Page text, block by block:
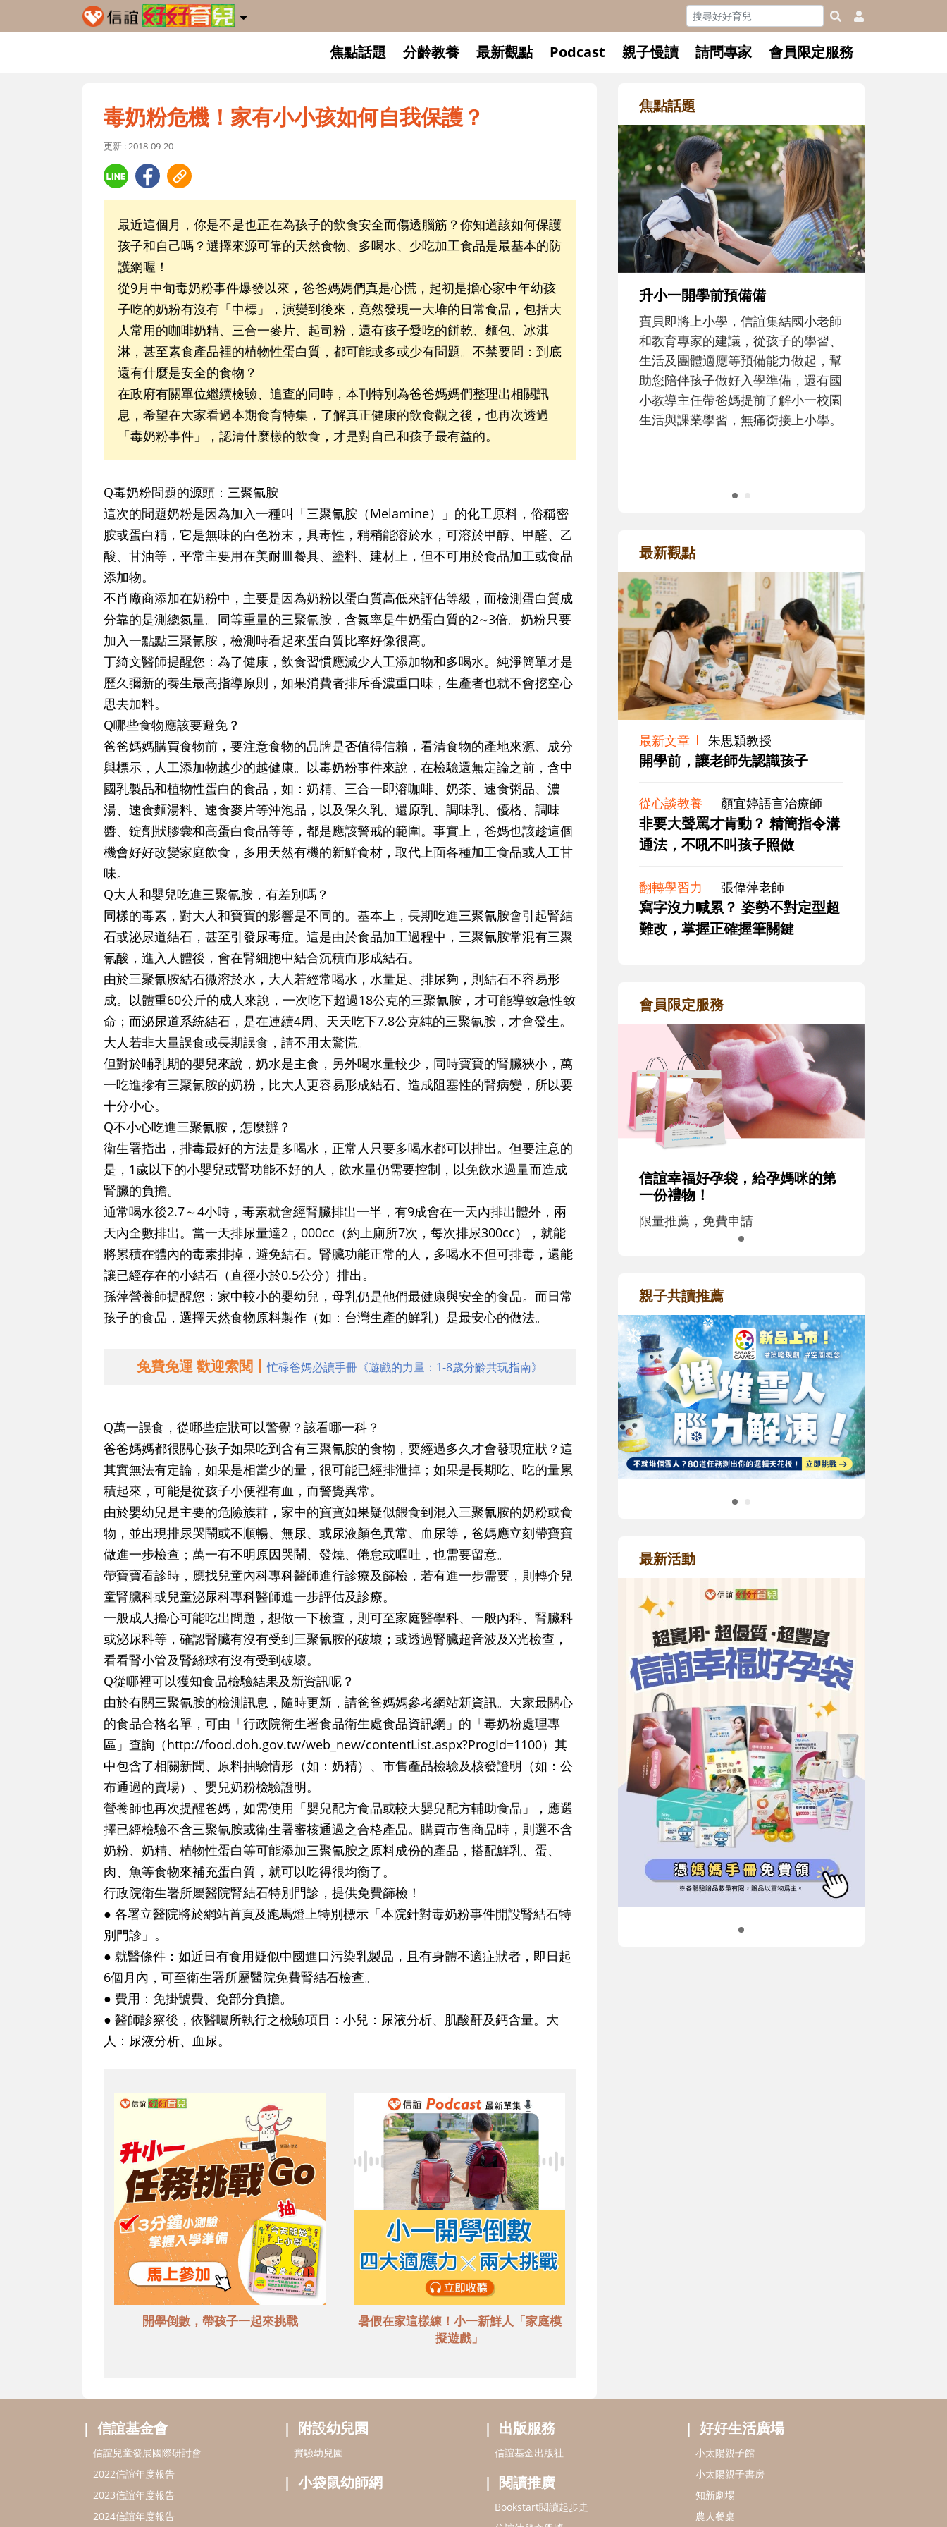
焦點話題 分齡教養 最新觀點 Podcast 親子慢讀 請問專家 會員限定服務
毒奶粉危機！家有小小孩如何自我保護？
更新 : 2018-09-20
最近這個月，你是不是也正在為孩子的飲食安全而傷透腦筋？你知道該如何保護
孩子和自己嗎？選擇來源可靠的天然食物、多喝水、少吃加工食品是最基本的防
護網喔！
從9月中旬毒奶粉事件爆發以來，爸爸媽媽們真是心慌，起初是擔心家中年幼孩
子吃的奶粉有沒有「中標」，演變到後來，竟然發現一大堆的日常食品，包括大
人常用的咖啡奶精、三合一麥片、起司粉，還有孩子愛吃的餅乾、麵包、冰淇
淋，甚至素食產品裡的植物性蛋白質，都可能或多或少有問題。不禁要問：到底
還有什麼是安全的食物？
在政府有關單位繼續檢驗、追查的同時，本刊特別為爸爸媽媽們整理出相關訊
息，希望在大家看過本期食育特集，了解真正健康的飲食觀之後，也再次透過
「毒奶粉事件」，認清什麼樣的飲食，才是對自己和孩子最有益的。
Q毒奶粉問題的源頭：三聚氰胺
這次的問題奶粉是因為加入一種叫「三聚氰胺（Melamine）」的化工原料，俗稱密
胺或蛋白精，它是無味的白色粉末，具毒性，稍稍能溶於水，可溶於甲醇、甲醛、乙
酸、甘油等，平常主要用在美耐皿餐具、塗料、建材上，但不可用於食品加工或食品
添加物。
不肖廠商添加在奶粉中，主要是因為奶粉以蛋白質高低來評估等級，而檢測蛋白質成
分靠的是測總氮量。同等重量的三聚氰胺，含氮率是牛奶蛋白質的2∼3倍。奶粉只要
加入一點點三聚氰胺，檢測時看起來蛋白質比率好像很高。
丁綺文醫師提醒您：為了健康，飲食習慣應減少人工添加物和多喝水。純淨簡單才是
歷久彌新的養生最高指導原則，如果消費者排斥香濃重口味，生產者也就不會挖空心
思去加料。
Q哪些食物應該要避免？
爸爸媽媽購買食物前，要注意食物的品牌是否值得信賴，看清食物的產地來源、成分
與標示，人工添加物越少的越健康。以毒奶粉事件來說，在檢驗還無定論之前，含中
國乳製品和植物性蛋白的食品，如：奶精、三合一即溶咖啡、奶茶、速食粥品、濃
湯、速食麵湯料、速食麥片等沖泡品，以及保久乳、還原乳、調味乳、優格、調味
醬、錠劑狀膠囊和高蛋白食品等等，都是應該警戒的範圍。事實上，爸媽也該趁這個
機會好好改變家庭飲食，多用天然有機的新鮮食材，取代上面各種加工食品或人工甘
味。
Q大人和嬰兒吃進三聚氰胺，有差別嗎？
同樣的毒素，對大人和寶寶的影響是不同的。基本上，長期吃進三聚氰胺會引起腎結
石或泌尿道結石，甚至引發尿毒症。這是由於食品加工過程中，三聚氰胺常混有三聚
氰酸，進入人體後，會在腎細胞中結合沉積而形成結石。
由於三聚氰胺結石微溶於水，大人若經常喝水，水量足、排尿夠，則結石不容易形
成。以體重60公斤的成人來說，一次吃下超過18公克的三聚氰胺，才可能導致急性致
命；而泌尿道系統結石，是在連續4周、天天吃下7.8公克純的三聚氰胺，才會發生。
大人若非大量誤食或長期誤食，請不用太驚慌。
但對於哺乳期的嬰兒來說，奶水是主食，另外喝水量較少，同時寶寶的腎臟狹小，萬
一吃進摻有三聚氰胺的奶粉，比大人更容易形成結石、造成阻塞性的腎病變，所以要
十分小心。
Q不小心吃進三聚氰胺，怎麼辦？
衛生署指出，排毒最好的方法是多喝水，正常人只要多喝水都可以排出。但要注意的
是，1歲以下的小嬰兒或腎功能不好的人，飲水量仍需要控制，以免飲水過量而造成
腎臟的負擔。
通常喝水後2.7～4小時，毒素就會經腎臟排出一半，有9成會在一天內排出體外，兩
天內全數排出。當一天排尿量達2，000cc（約上廁所7次，每次排尿300cc），就能
將累積在體內的毒素排掉，避免結石。腎臟功能正常的人，多喝水不但可排毒，還能
讓已經存在的小結石（直徑小於0.5公分）排出。
孫萍營養師提醒您：家中較小的嬰幼兒，母乳仍是他們最健康與安全的食品。而日常
孩子的食品，選擇天然食物原料製作（如：台灣生產的鮮乳）是最安心的做法。
免費免運 歡迎索閱丨忙碌爸媽必讀手冊《遊戲的力量：1-8歲分齡共玩指南》
Q萬一誤食，從哪些症狀可以警覺？該看哪一科？
爸爸媽媽都很關心孩子如果吃到含有三聚氰胺的食物，要經過多久才會發現症狀？這
其實無法有定論，如果是相當少的量，很可能已經排泄掉；如果是長期吃、吃的量累
積起來，可能是從孩子小便裡有血，而警覺異常。
由於嬰幼兒是主要的危險族群，家中的寶寶如果疑似餵食到混入三聚氰胺的奶粉或食
物，並出現排尿哭鬧或不順暢、無尿、或尿液顏色異常、血尿等，爸媽應立刻帶寶寶
做進一步檢查；萬一有不明原因哭鬧、發燒、倦怠或嘔吐，也需要留意。
帶寶寶看診時，應找兒童內科專科醫師進行診療及篩檢，若有進一步需要，則轉介兒
童腎臟科或兒童泌尿科專科醫師進一步評估及診療。
一般成人擔心可能吃出問題，想做一下檢查，則可至家庭醫學科、一般內科、腎臟科
或泌尿科等，確認腎臟有沒有受到三聚氰胺的破壞；或透過腎臟超音波及X光檢查，
看看腎小管及腎絲球有沒有受到破壞。
Q從哪裡可以獲知食品檢驗結果及新資訊呢？
由於有關三聚氰胺的檢測訊息，隨時更新，請爸爸媽媽參考網站新資訊。大家最關心
的食品合格名單，可由「行政院衛生署食品衛生處食品資訊網」的「毒奶粉處理專
區」查詢（http://food.doh.gov.tw/web_new/contentList.aspx?ProgId=1100）其
中包含了相關新聞、原料抽驗情形（如：奶精）、市售產品檢驗及核發證明（如：公
布通過的賣場）、嬰兒奶粉檢驗證明。
營養師也再次提醒爸媽，如需使用「嬰兒配方食品或較大嬰兒配方輔助食品」，應選
擇已經檢驗不含三聚氰胺或衛生署審核通過之合格產品。購買市售商品時，則選不含
奶粉、奶精、植物性蛋白等可能添加三聚氰胺之原料成份的產品，搭配鮮乳、蛋、
肉、魚等食物來補充蛋白質，就可以吃得很均衡了。
行政院衛生署所屬醫院腎結石特別門診，提供免費篩檢！
● 各署立醫院將於網站首頁及跑馬燈上特別標示「本院針對毒奶粉事件開設腎結石特
別門診」。
● 就醫條件：如近日有食用疑似中國進口污染乳製品，且有身體不適症狀者，即日起
6個月內，可至衛生署所屬醫院免費腎結石檢查。
● 費用：免掛號費、免部分負擔。
● 醫師診察後，依醫囑所執行之檢驗項目：小兒：尿液分析、肌酸酐及鈣含量。大
人：尿液分析、血尿。
開學倒數，帶孩子一起來挑戰
暑假在家這樣練！小一新鮮人「家庭模
擬遊戲」
焦點話題
升小一開學前預備備
寶貝即將上小學，信誼集結國小老師
和教育專家的建議，從孩子的學習、
生活及團體適應等預備能力做起，幫
小教導主任帶爸媽提前了解小一校園
生活與課業學習，無痛銜接上小學。
和孩子一起長大的那個男人│讀
懂父親的不同模樣
沒有人天生就擅長當爸爸！男人總是
在一次次「前所未有」的體驗中，跟
著孩子一起長大。從給予安全感的肢
體遊戲，到獨立自主、角色認同及解
決問題的能力養成。爸爸正嘗試用不
同的模樣，參與孩子每個重要的成長
歷程。
最新觀點
最新文章 朱思穎教授
開學前，讓老師先認識孩子
從心談教養 顏宜婷語言治療師
非要大聲罵才肯動？ 精簡指令溝
通法，不吼不叫孩子照做
翻轉學習力 張偉萍老師
寫字沒力喊累？ 姿勢不對定型超
難改，掌握正確握筆關鍵
會員限定服務
信誼幸福好孕袋，給孕媽咪的第
一份禮物！
限量推薦，免費申請
親子共讀推薦
最新活動
信誼基金會
信誼兒童發展國際研討會
2022信誼年度報告
2023信誼年度報告
2024信誼年度報告
附設幼兒園
實驗幼兒園
小袋鼠幼師網
出版服務
信誼基金出版社
閱讀推廣
Bookstart閱讀起步走
好好生活廣場
小太陽親子館
小太陽親子書房
知新劇場
農人餐桌